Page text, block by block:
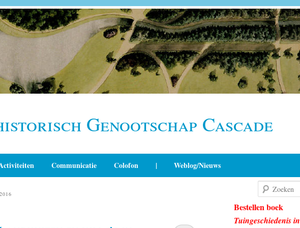
Genootschap Cascade
Communicatie Colofon | Weblog/Nieuws
Bestellen boek
Tuingeschiedenis in